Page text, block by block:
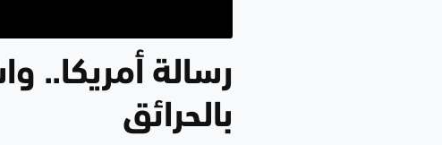
رسالة أمريكا..
بالحرائق